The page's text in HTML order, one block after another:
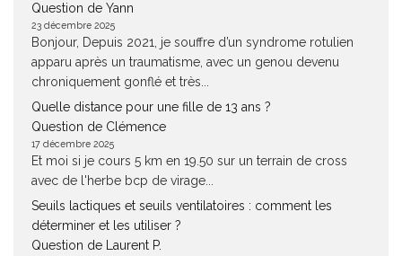
Question de Yann
23 décembre 2025
Bonjour, Depuis 2021, je souffre d’un syndrome rotulien
apparu après un traumatisme, avec un genou devenu
chroniquement gonflé et très...
Quelle distance pour une fille de 13 ans ?
Question de Clémence
17 décembre 2025
Et moi si je cours 5 km en 19.50 sur un terrain de cross
avec de l'herbe bcp de virage...
Seuils lactiques et seuils ventilatoires : comment les
déterminer et les utiliser ?
Question de Laurent P.